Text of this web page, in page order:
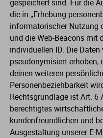
gespeichert sind. Für die
die in „Erhebung
informatorischer Nutzung
und die Web-Beacons mit
individuellen ID. Die
pseudonymisiert
deinen weiteren
Personenbeziehbarkeit
Rechtsgrundlage ist Art. 6
berechtigtes
kundenfreundlichen und
Ausgestaltung unserer E-